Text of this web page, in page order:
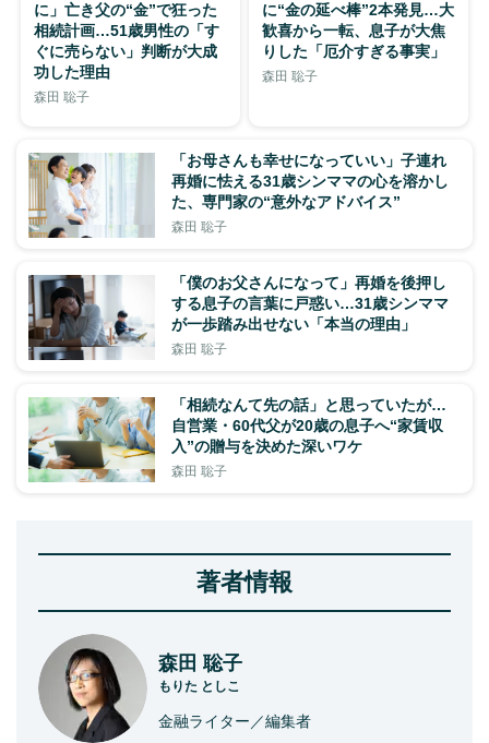
に」亡き父の“金”で狂った
相続計画…51歳男性の「す
ぐに売らない」判断が大成
功した理由
森田 聡子
に“金の延べ棒”2本発見…大
歓喜から一転、息子が大焦
りした「厄介すぎる事実」
森田 聡子
「お母さんも幸せになっていい」子連れ
再婚に怯える31歳シンママの心を溶かし
た、専門家の“意外なアドバイス”
森田 聡子
「僕のお父さんになって」再婚を後押し
する息子の言葉に戸惑い…31歳シンママ
が一歩踏み出せない「本当の理由」
森田 聡子
「相続なんて先の話」と思っていたが…
自営業・60代父が20歳の息子へ“家賃収
入”の贈与を決めた深いワケ
森田 聡子
著者情報
森田 聡子
もりた としこ
金融ライター／編集者